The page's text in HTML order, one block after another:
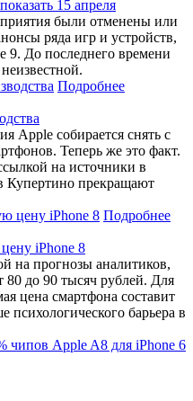
15 апреля
были отменены или
ряда игр и устройств,
9. До последнего времени
Подробнее
Apple собирается снять с
Теперь же это факт.
на источники в
Купертино прекращают
Подробнее
iPhone 8
на прогнозы аналитиков,
80 до 90 тысяч рублей. Для
цена смартфона составит
барьера в